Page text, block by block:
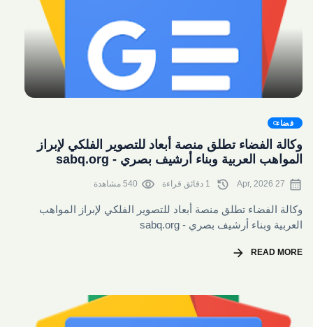
فضاء
وكالة الفضاء تطلق منصة أبعاد للتصوير الفلكي لإبراز
المواهب العربية وبناء أرشيف بصري - sabq.org
calendar_month
27 Apr, 2026
history
visibility 540 مشاهدة
وكالة الفضاء تطلق منصة أبعاد للتصوير الفلكي لإبراز المواهب
العربية وبناء أرشيف بصري - sabq.org
READ MORE
arrow_forward